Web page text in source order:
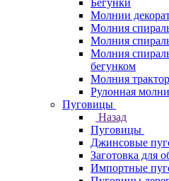
Бегунки
Молнии
Молния
Молния
Молния
бегунком
Молния
Рулонная
Пуговицы
Назад
Пуговицы
Джинсовые
Заготовка для
Импортные